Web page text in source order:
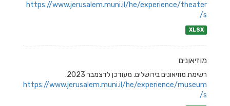
https://www.jerusalem.muni.il/he/experience/theater
s/
XLSX
מוזיאונים
רשימת מוזיאונים בירושלים. מעודכן לדצמבר 2023.
https://www.jerusalem.muni.il/he/experience/museum
s/